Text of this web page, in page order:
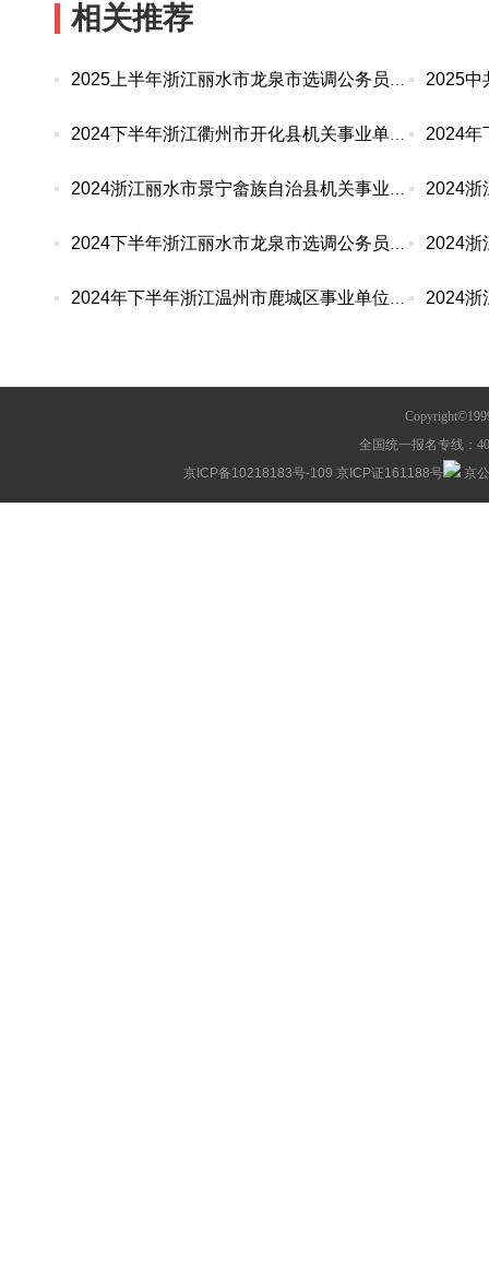
相关推荐
2025上半年浙江丽水市龙泉市选调公务员及选聘事业
2024下半年浙江衢州市开化县机关事业单位选调核减
2024浙江丽水市景宁畲族自治县机关事业单位选调工
2024下半年浙江丽水市龙泉市选调公务员及选聘事业
2024年下半年浙江温州市鹿城区事业单位招聘（选调
全国统一报名专线：
京ICP备10218183号-109 京ICP证161188号 京